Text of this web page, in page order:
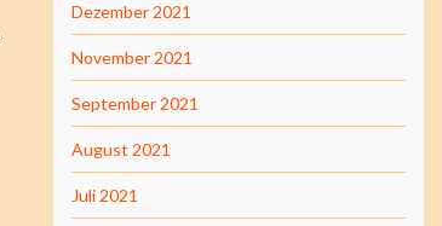
Dezember 2021
November 2021
September 2021
August 2021
Juli 2021